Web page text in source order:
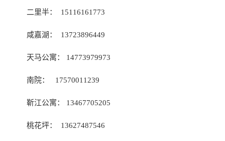
二里半： 15116161773
咸嘉湖： 13723896449
天马公寓： 14773979973
南院： 17570011239
靳江公寓： 13467705205
桃花坪： 13627487546